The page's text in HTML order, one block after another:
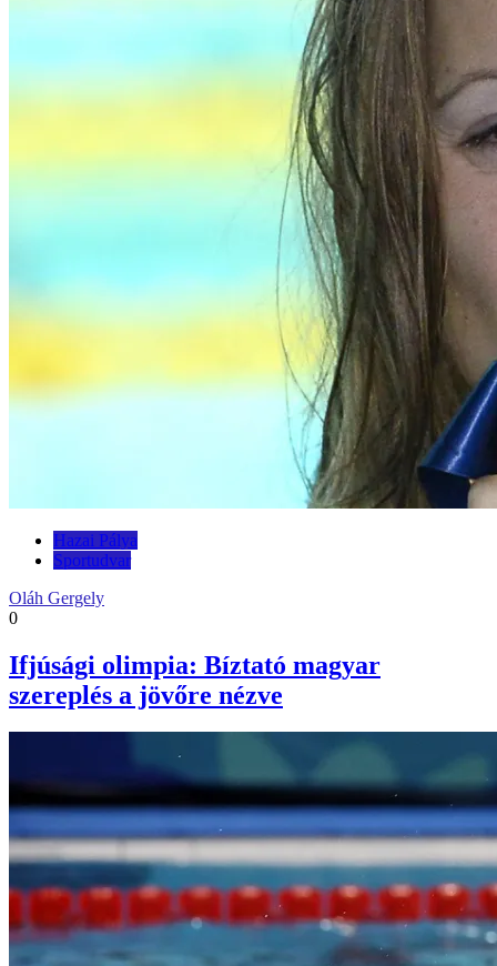
Hazai Pálya
Sportudvar
Oláh Gergely
0
Ifjúsági olimpia: Bíztató magyar
szereplés a jövőre nézve